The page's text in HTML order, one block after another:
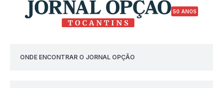
50 ANOS
ONDE ENCONTRAR O JORNAL OPÇÃO